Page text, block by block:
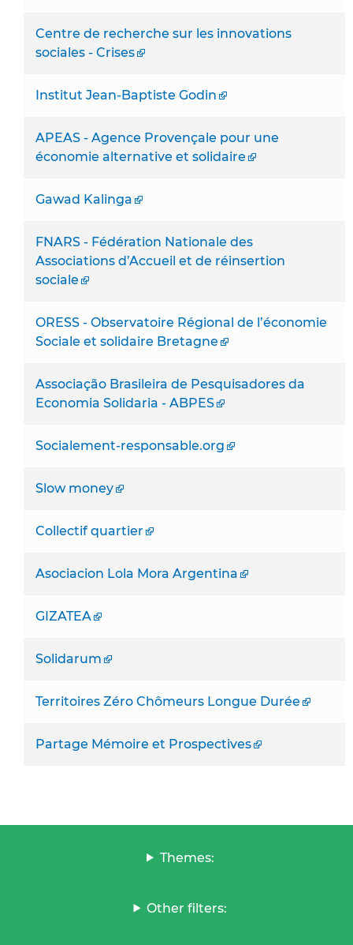
Centre de recherche sur les innovations
sociales - Crises
Institut Jean-Baptiste Godin
APEAS - Agence Provençale pour une
économie alternative et solidaire
Gawad Kalinga
FNARS - Fédération Nationale des
Associations d’Accueil et de réinsertion
sociale
ORESS - Observatoire Régional de l’économie
Sociale et solidaire Bretagne
Associação Brasileira de Pesquisadores da
Economia Solidaria - ABPES
Socialement-responsable.org
Slow money
Collectif quartier
Asociacion Lola Mora Argentina
GIZATEA
Solidarum
Territoires Zéro Chômeurs Longue Durée
Partage Mémoire et Prospectives
Themes:
Other filters: